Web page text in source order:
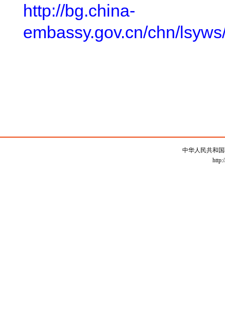
http://bg.china-
embassy.gov.cn/chn/
中华人民共和